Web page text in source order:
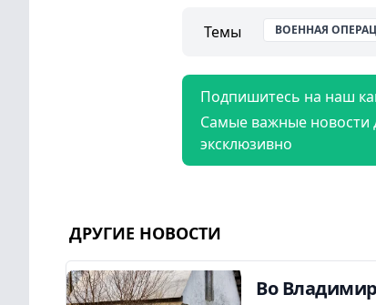
Темы ВОЕННАЯ
Подпишитесь на наш
Самые важные новости
эксклюзивно
ДРУГИЕ НОВОСТИ
Во